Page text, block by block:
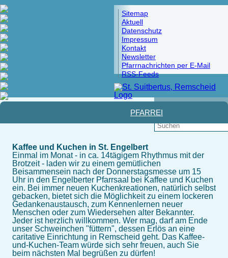
Sitemap
Aktuell
Datenschutz
Impressum
Kontakt
Newsletter
Pfarrnachrichten per E-Mail
RSS-Feeds
PFARREI
Kaffee und Kuchen in St. Engelbert
Einmal im Monat - in ca. 14tägigem Rhythmus mit der
Brotzeit - laden wir zu einem gemütlichen
Beisammensein nach der Donnerstagsmesse um 15
Uhr in den Engelberter Pfarrsaal bei Kaffee und Kuchen
ein. Bei immer neuen Kuchenkreationen, natürlich selbst
gebacken, bietet sich die Möglichkeit zu einem lockeren
Gedankenaustausch, zum Kennenlernen neuer
Menschen oder zum Wiedersehen alter Bekannter.
Jeder ist herzlich willkommen. Wer mag, darf am Ende
unser Schweinchen "füttern", dessen Erlös an eine
caritative Einrichtung in Remscheid geht. Das Kaffee-
und-Kuchen-Team würde sich sehr freuen, auch Sie
beim nächsten Mal begrüßen zu dürfen!